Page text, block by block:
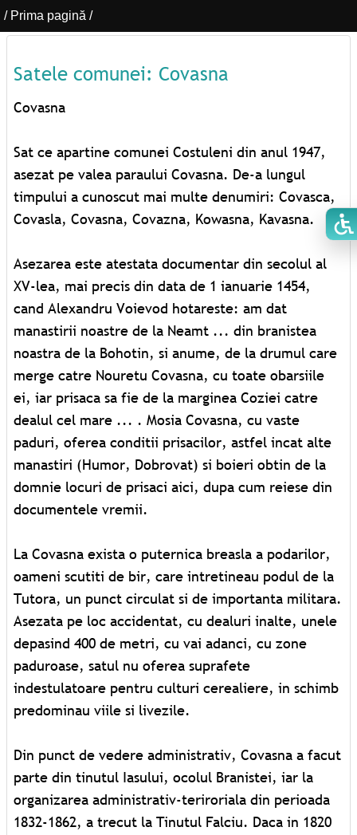
/ Prima pagină /
Satele comunei: Covasna
Covasna
Sat ce apartine comunei Costuleni din anul 1947,
asezat pe valea paraului Covasna. De-a lungul
timpului a cunoscut mai multe denumiri: Covasca,
Covasla, Covasna, Covazna, Kowasna, Kavasna.
Asezarea este atestata documentar din secolul al
XV-lea, mai precis din data de 1 ianuarie 1454,
cand Alexandru Voievod hotareste: am dat
manastirii noastre de la Neamt ... din branistea
noastra de la Bohotin, si anume, de la drumul care
merge catre Nouretu Covasna, cu toate obarsiile
ei, iar prisaca sa fie de la marginea Coziei catre
dealul cel mare ... . Mosia Covasna, cu vaste
paduri, oferea conditii prisacilor, astfel incat alte
manastiri (Humor, Dobrovat) si boieri obtin de la
domnie locuri de prisaci aici, dupa cum reiese din
documentele vremii.
La Covasna exista o puternica breasla a podarilor,
oameni scutiti de bir, care intretineau podul de la
Tutora, un punct circulat si de importanta militara.
Asezata pe loc accidentat, cu dealuri inalte, unele
depasind 400 de metri, cu vai adanci, cu zone
paduroase, satul nu oferea suprafete
indestulatoare pentru culturi cerealiere, in schimb
predominau viile si livezile.
Din punct de vedere administrativ, Covasna a facut
parte din tinutul Iasului, ocolul Branistei, iar la
organizarea administrativ-teriroriala din perioada
1832-1862, a trecut la Tinutul Falciu. Daca in 1820